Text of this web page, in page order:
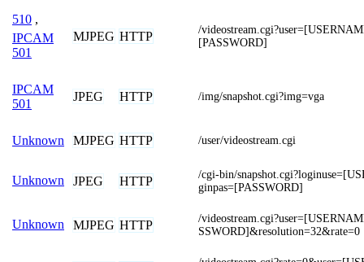
510 ,
IPCAM
501
MJPEG HTTP
/
[PASSWORD]
IPCAM
501
JPEG HTTP /img/snapshot.cgi?img=vga
Unknown MJPEG HTTP /user/videostream.cgi
Unknown JPEG HTTP
/cgi-bin/
ginpas=[PASSWORD]
Unknown MJPEG HTTP
/
SSWORD]&resolution=32&rate=0